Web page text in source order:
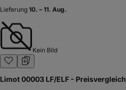
Lieferung 10. – 11. Aug.
Kein Bild
Limot 00003 LF/ELF - Preisvergleich